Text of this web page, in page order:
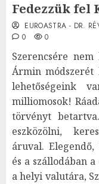
Fedezzük fel
EUROASTRA - DR.
0
0
Szerencsére
Ármin módszerét
lehetőségeink
milliomosok!
törvényt
eszközölni,
áruval.
és a szállodában
a helyi valutára,